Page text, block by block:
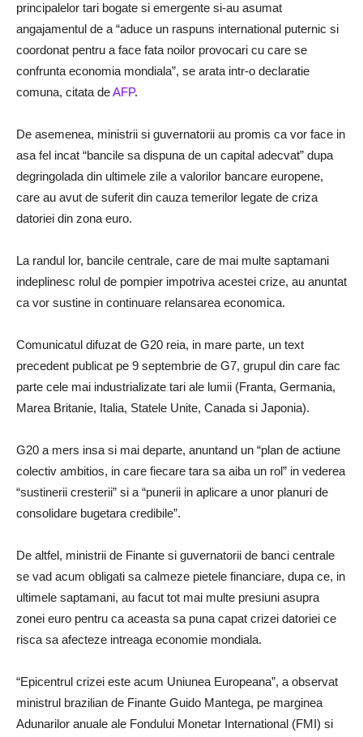
principalelor tari bogate si emergente si-au asumat
angajamentul de a “aduce un raspuns international puternic si
coordonat pentru a face fata noilor provocari cu care se
confrunta economia mondiala”, se arata intr-o declaratie
comuna, citata deAFP.
De asemenea, ministrii si guvernatorii au promis ca vor face in
asa fel incat “bancile sa dispuna de un capital adecvat” dupa
degringolada din ultimele zile a valorilor bancare europene,
care au avut de suferit din cauza temerilor legate de criza
datoriei din zona euro.
La randul lor, bancile centrale, care de mai multe saptamani
indeplinesc rolul de pompier impotriva acestei crize, au anuntat
ca vor sustine in continuare relansarea economica.
Comunicatul difuzat de G20 reia, in mare parte, un text
precedent publicat pe 9 septembrie de G7, grupul din care fac
parte cele mai industrializate tari ale lumii (Franta, Germania,
Marea Britanie, Italia, Statele Unite, Canada si Japonia).
G20 a mers insa si mai departe, anuntand un “plan de actiune
colectiv ambitios, in care fiecare tara sa aiba un rol” in vederea
“sustinerii cresterii” si a “punerii in aplicare a unor planuri de
consolidare bugetara credibile”.
De altfel, ministrii de Finante si guvernatorii de banci centrale
se vad acum obligati sa calmeze pietele financiare, dupa ce, in
ultimele saptamani, au facut tot mai multe presiuni asupra
zonei euro pentru ca aceasta sa puna capat crizei datoriei ce
risca sa afecteze intreaga economie mondiala.
“Epicentrul crizei este acum Uniunea Europeana”, a observat
ministrul brazilian de Finante Guido Mantega, pe marginea
Adunarilor anuale ale Fondului Monetar International (FMI) si